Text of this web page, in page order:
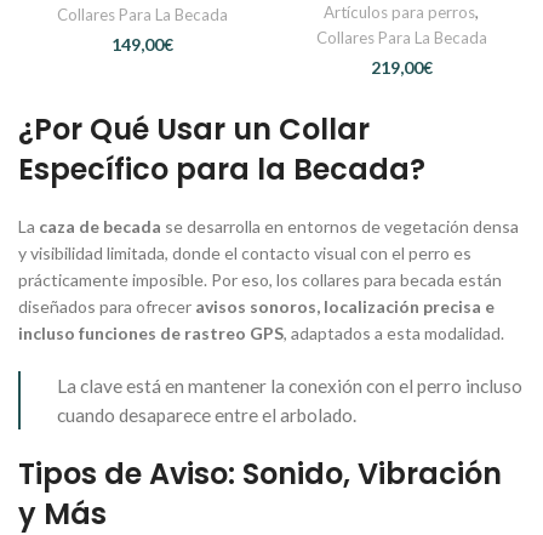
Collares Para La Becada
€
Artículos para perros,
Collares Para La Becada
€
¿Por Qué Usar un Collar
Específico para la Becada?
La caza de becada se desarrolla en entornos de vegetación densa
y visibilidad limitada, donde el contacto visual con el perro es
prácticamente imposible. Por eso, los collares para becada están
diseñados para ofrecer avisos sonoros, localización precisa e
incluso funciones de rastreo GPS, adaptados a esta modalidad.
La clave está en mantener la conexión con el perro incluso
cuando desaparece entre el arbolado.
Tipos de Aviso: Sonido, Vibración
y Más